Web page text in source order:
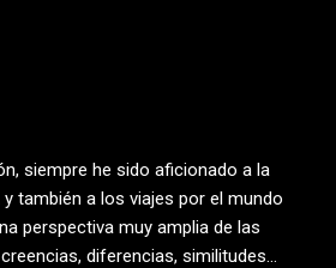
siempre he sido aficionado a la
también a los viajes por el mundo
perspectiva muy amplia de las
diferencias, similitudes…